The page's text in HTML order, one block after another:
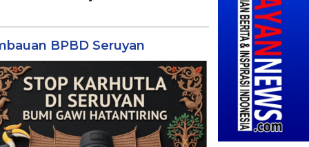
BPBD Seruyan